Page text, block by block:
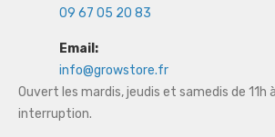
09 67 05 20 83
Email:
info@growstore.fr
Ouvert les mardis, jeudis et samedis de 11h
interruption.